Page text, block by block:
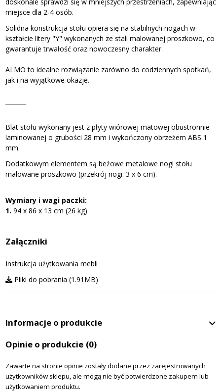
miejsce dla 2-4 osób.
Solidna konstrukcja stołu opiera się na stabilnych nogach w
kształcie litery "Y" wykonanych ze stali malowanej proszkowo, co
gwarantuje trwałość oraz nowoczesny charakter.
ALMO to idealne rozwiązanie zarówno do codziennych spotkań,
jak i na wyjątkowe okazje.
Blat stołu wykonany jest z płyty wiórowej matowej obustronnie
laminowanej o grubości 28 mm i wykończony obrzeżem ABS 1
mm.
Dodatkowym elementem są beżowe metalowe nogi stołu
malowane proszkowo (przekrój nogi: 3 x 6 cm).
Wymiary i wagi paczki:
1. 94 x 86 x 13 cm (26 kg)
Załączniki
Instrukcja użytkowania mebli
Pliki do pobrania (1.91MB)
Informacje o produkcie
Opinie o produkcie (0)
Zawarte na stronie opinie zostały dodane przez zarejestrowanych
użytkowników sklepu, ale mogą nie być potwierdzone zakupem lub
użytkowaniem produktu.